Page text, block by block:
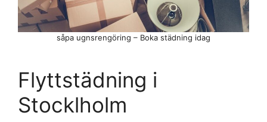
Flyttstädning i
Stocklholm
såpa ugnsrengöring – Boka städning idag